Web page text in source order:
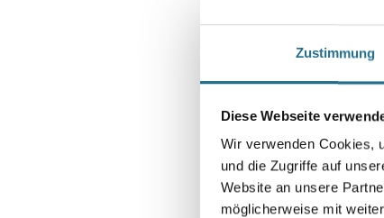
Zustimmung
Diese Webseite
Wir verwenden Cookies,
und die Zugriffe auf
Website an unsere
möglicherweise mit